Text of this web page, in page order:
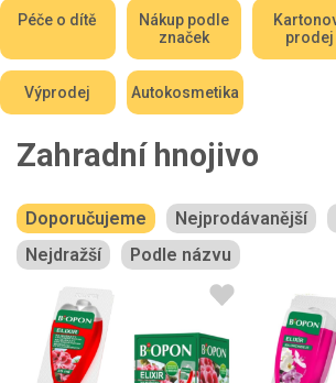
Péče o dítě
Nákup podle
značek
prodej
Výprodej Autokosmetika
Zahradní hnojivo
Doporučujeme Nejprodávanější
Nejdražší
Podle názvu